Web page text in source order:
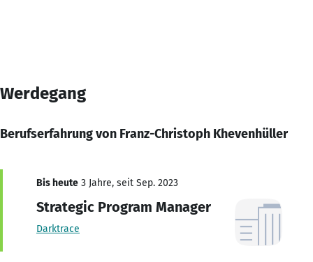
Werdegang
Berufserfahrung von Franz-Christoph Khevenhüller
Bis heute 3 Jahre, seit Sep. 2023
Strategic Program Manager
Darktrace